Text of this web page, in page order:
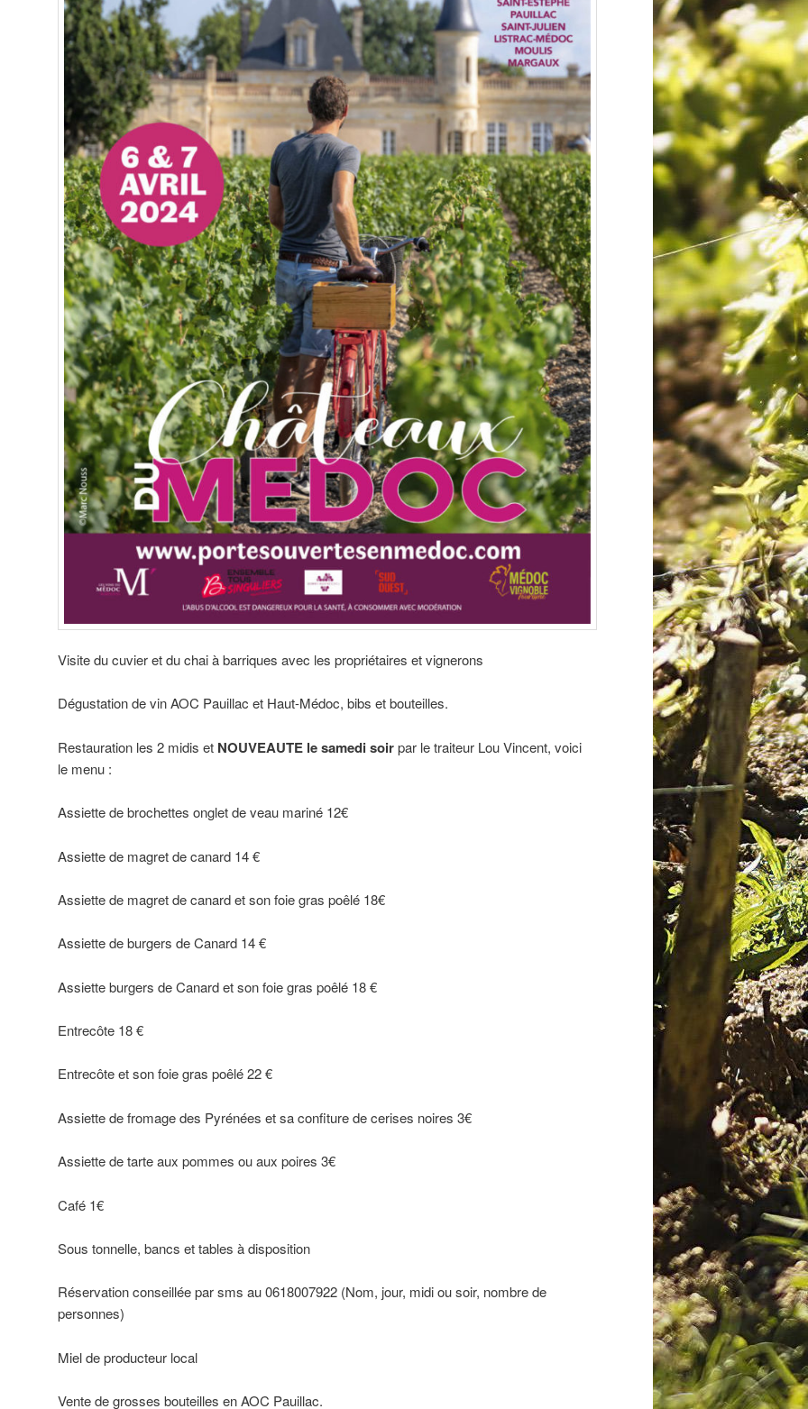
Visite du cuvier et du chai à barriques avec les propriétaires et vignerons
Dégustation de vin AOC Pauillac et Haut-Médoc, bibs et bouteilles.
Restauration les 2 midis et NOUVEAUTE le samedi soirpar le traiteur Lou Vincent, voici
le menu :
Assiette de brochettes onglet de veau mariné 12€
Assiette de magret de canard 14 €
Assiette de magret de canard et son foie gras poêlé 18€
Assiette de burgers de Canard 14 €
Assiette burgers de Canard et son foie gras poêlé 18 €
Entrecôte 18 €
Entrecôte et son foie gras poêlé 22 €
Assiette de fromage des Pyrénées et sa confiture de cerises noires 3€
Assiette de tarte aux pommes ou aux poires 3€
Café 1€
Sous tonnelle, bancs et tables à disposition
Réservation conseillée par sms au 0618007922 (Nom, jour, midi ou soir, nombre de
personnes)
Miel de producteur local
Vente de grosses bouteilles en AOC Pauillac.